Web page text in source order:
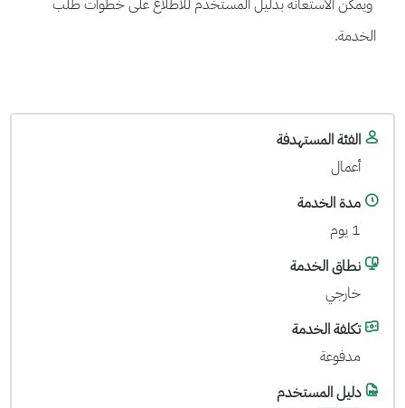
ويمكن الاستعانة بدليل المستخدم للاطلاع على خطوات طلب
الخدمة.
الفئة المستهدفة
أعمال
مدة الخدمة
1 يوم
نطاق الخدمة
خارجي
تكلفة الخدمة
مدفوعة
دليل المستخدم